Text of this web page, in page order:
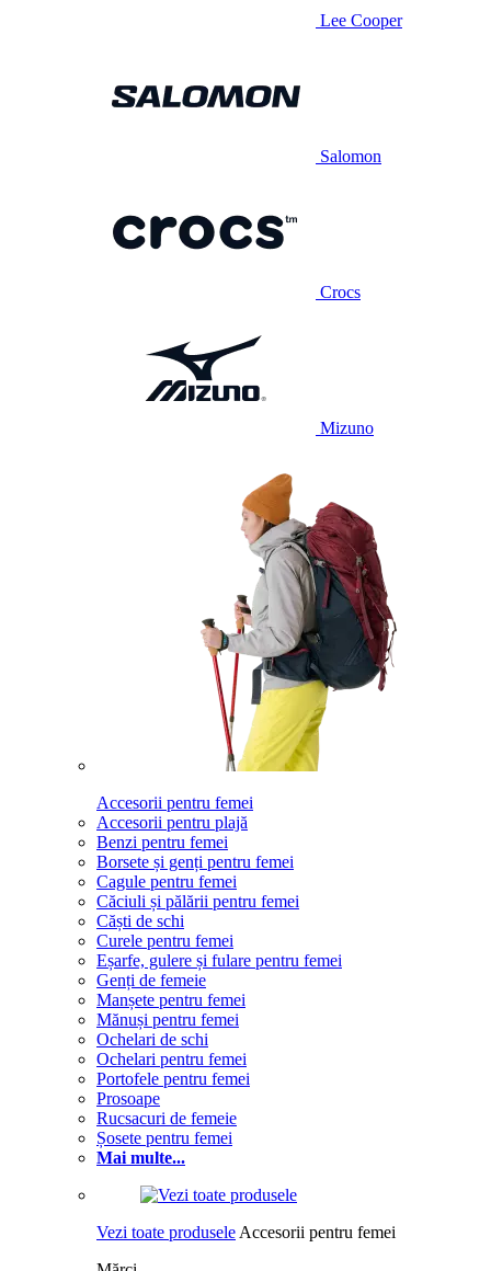
Lee Cooper
Salomon
Crocs
Mizuno
Accesorii pentru femei
Accesorii pentru plajă
Benzi pentru femei
Borsete și genți pentru femei
Cagule pentru femei
Căciuli și pălării pentru femei
Căști de schi
Curele pentru femei
Eșarfe, gulere și fulare pentru femei
Genți de femeie
Manșete pentru femei
Mănuși pentru femei
Ochelari de schi
Ochelari pentru femei
Portofele pentru femei
Prosoape
Rucsacuri de femeie
Șosete pentru femei
Mai multe...
Vezi toate produsele Accesorii pentru femei